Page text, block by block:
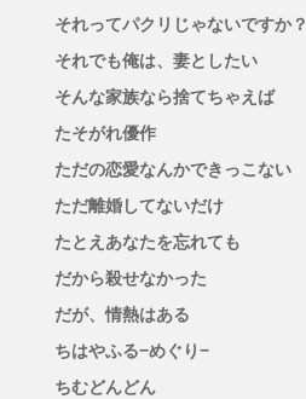
それってパクリじゃないですか？
それでも俺は、妻としたい
そんな家族なら捨てちゃえば
たそがれ優作
ただの恋愛なんかできっこない
ただ離婚してないだけ
たとえあなたを忘れても
だから殺せなかった
だが、情熱はある
ちはやふる−めぐり−
ちむどんどん